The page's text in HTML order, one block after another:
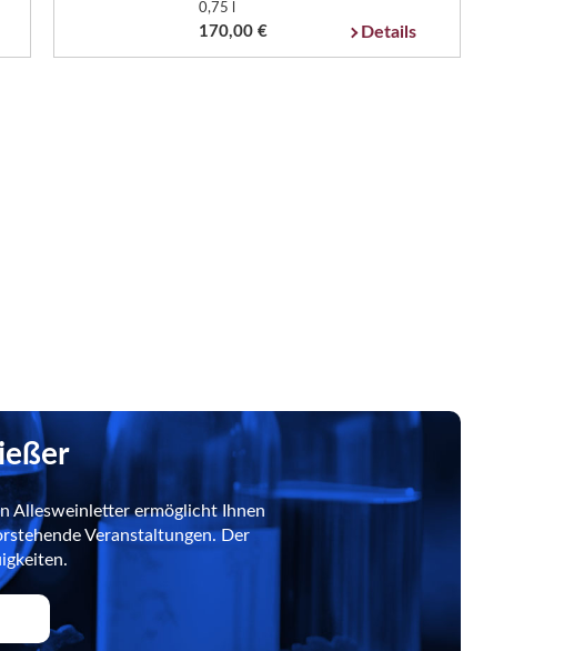
0,75 l
170,00 € Details
Allesweinletter ermöglicht Ihnen
Veranstaltungen. Der